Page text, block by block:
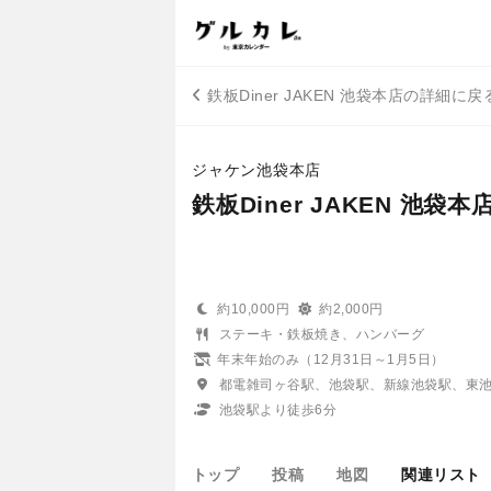
鉄板Diner JAKEN 池袋本店の詳細に戻
ジャケン池袋本店
鉄板Diner JAKEN 池袋本
約10,000円
約2,000円
ステーキ・鉄板焼き、ハンバーグ
年末年始のみ（12月31日～1月5日）
都電雑司ヶ谷駅、池袋駅、新線池袋駅、東
池袋駅より徒歩6分
トップ 投稿 地図 関連リスト